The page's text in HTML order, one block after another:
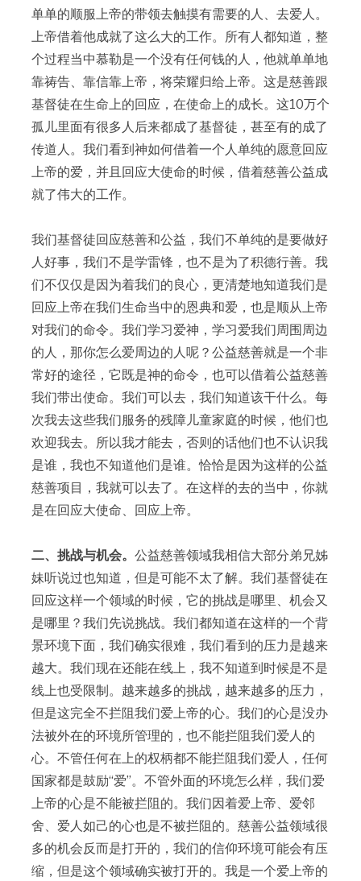
单单的顺服上帝的带领去触摸有需要的人、去爱人。
上帝借着他成就了这么大的工作。所有人都知道，整
个过程当中慕勒是一个没有任何钱的人，他就单单地
靠祷告、靠信靠上帝，将荣耀归给上帝。这是慈善跟
基督徒在生命上的回应，在使命上的成长。这10万个
孤儿里面有很多人后来都成了基督徒，甚至有的成了
传道人。我们看到神如何借着一个人单纯的愿意回应
上帝的爱，并且回应大使命的时候，借着慈善公益成
就了伟大的工作。
我们基督徒回应慈善和公益，我们不单纯的是要做好
人好事，我们不是学雷锋，也不是为了积德行善。我
们不仅仅是因为着我们的良心，更清楚地知道我们是
回应上帝在我们生命当中的恩典和爱，也是顺从上帝
对我们的命令。我们学习爱神，学习爱我们周围周边
的人，那你怎么爱周边的人呢？公益慈善就是一个非
常好的途径，它既是神的命令，也可以借着公益慈善
我们带出使命。我们可以去，我们知道该干什么。每
次我去这些我们服务的残障儿童家庭的时候，他们也
欢迎我去。所以我才能去，否则的话他们也不认识我
是谁，我也不知道他们是谁。恰恰是因为这样的公益
慈善项目，我就可以去了。在这样的去的当中，你就
是在回应大使命、回应上帝。
二、挑战与机会。 公益慈善领域我相信大部分弟兄姊
妹听说过也知道，但是可能不太了解。我们基督徒在
回应这样一个领域的时候，它的挑战是哪里、机会又
是哪里？我们先说挑战。我们都知道在这样的一个背
景环境下面，我们确实很难，我们看到的压力是越来
越大。我们现在还能在线上，我不知道到时候是不是
线上也受限制。越来越多的挑战，越来越多的压力，
但是这完全不拦阻我们爱上帝的心。我们的心是没办
法被外在的环境所管理的，也不能拦阻我们爱人的
心。不管任何在上的权柄都不能拦阻我们爱人，任何
国家都是鼓励“爱”。不管外面的环境怎么样，我们爱
上帝的心是不能被拦阻的。我们因着爱上帝、爱邻
舍、爱人如己的心也是不被拦阻的。慈善公益领域很
多的机会反而是打开的，我们的信仰环境可能会有压
缩，但是这个领域确实被打开的。我是一个爱上帝的